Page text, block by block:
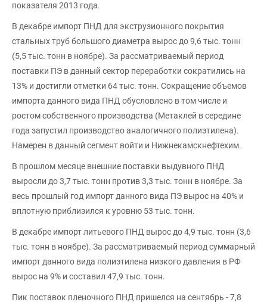
показателя 2013 года.
В декабре импорт ПНД для экструзионного покрытия
стальных труб большого диаметра вырос до 9,6 тыс. тонн
(5,5 тыс. тонн в ноябре). За рассматриваемый период
поставки ПЭ в данный сектор переработки сократились на
13% и достигли отметки 64 тыс. тонн. Сокращение объемов
импорта данного вида ПНД обусловлено в том числе и
ростом собственного производства (Метаклей в середине
года запустил производство аналогичного полиэтилена).
Намерен в данный сегмент войти и Нижнекамскнефтехим.
В прошлом месяце внешние поставки выдувного ПНД
выросли до 3,7 тыс. тонн против 3,3 тыс. тонн в ноябре. За
весь прошлый год импорт данного вида ПЭ вырос на 40% и
вплотную приблизился к уровню 53 тыс. тонн.
В декабре импорт литьевого ПНД вырос до 4,9 тыс. тонн (3,6
тыс. тонн в ноябре). За рассматриваемый период суммарный
импорт данного вида полиэтилена низкого давления в РФ
вырос на 9% и составил 47,9 тыс. тонн.
Пик поставок пленочного ПНД пришелся на сентябрь - 7,8